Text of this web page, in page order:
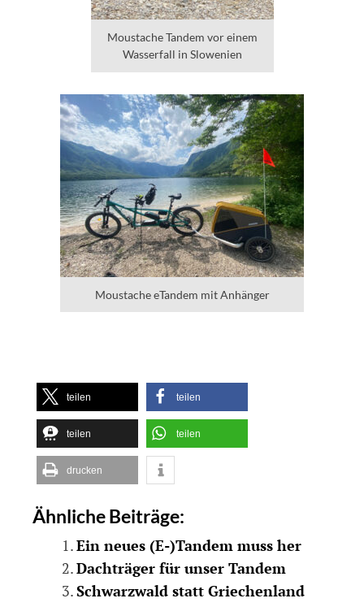
Moustache Tandem vor einem
Wasserfall in Slowenien
Moustache eTandem mit Anhänger
teilen teilen
teilen teilen
drucken
Ähnliche Beiträge:
Ein neues (E-)Tandem muss her
Dachträger für unser Tandem
Schwarzwald statt Griechenland